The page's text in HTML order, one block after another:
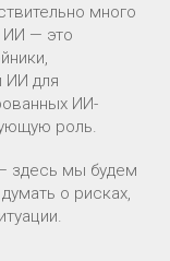
много
ИИ — это
ИИ для
ИИ-
роль.
здесь мы будем
о рисках,